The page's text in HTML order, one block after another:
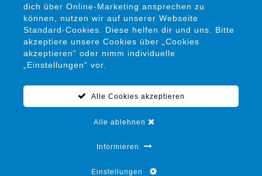
Petra Siems
Präventionsrat gegen Gewalt und Kriminalität in
05341 / 94 15 22 0
info@praeventionsrat-salzgitter.de
dich über Online-Marketing ansprechen zu
können, nutzen wir auf unserer Webseite
Standard-Cookies. Diese helfen dir und uns. Bitte
akzeptiere unsere Cookies über „Cookies
akzeptieren“ oder nimm individuelle
„Einstellungen“ vor.
Alle Cookies akzeptieren
Alle ablehnen
Informieren
Einstellungen